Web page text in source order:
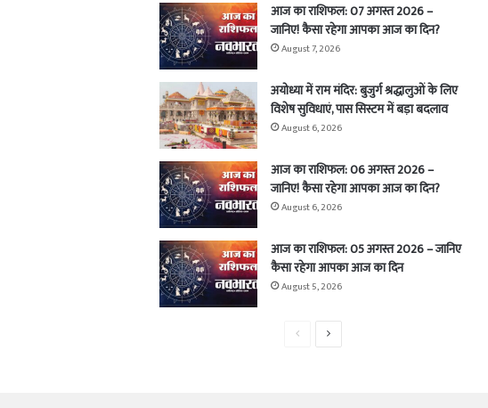
आज का राशिफल: 07 अगस्त 2026 –
जानिए! कैसा रहेगा आपका आज का दिन?
August 7, 2026
अयोध्या में राम मंदिर: बुजुर्ग श्रद्धालुओं के लिए
विशेष सुविधाएं, पास सिस्टम में बड़ा बदलाव
August 6, 2026
आज का राशिफल: 06 अगस्त 2026 –
जानिए! कैसा रहेगा आपका आज का दिन?
August 6, 2026
आज का राशिफल: 05 अगस्त 2026 – जानिए
कैसा रहेगा आपका आज का दिन
August 5, 2026
PreviousNext